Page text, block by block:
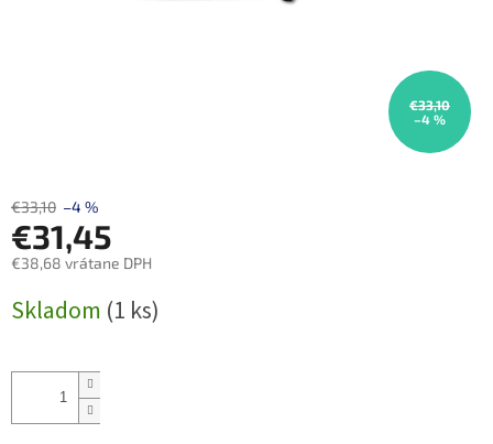
€33,10
–4 %
€33,10 –4 %
€31,45
€38,68 vrátane DPH
cena:
Skladom (1 ks)